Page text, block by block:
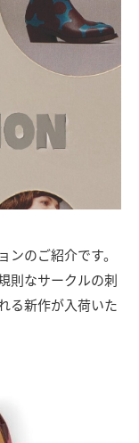
のご紹介です。
則なサークルの刺
る新作が入荷いた